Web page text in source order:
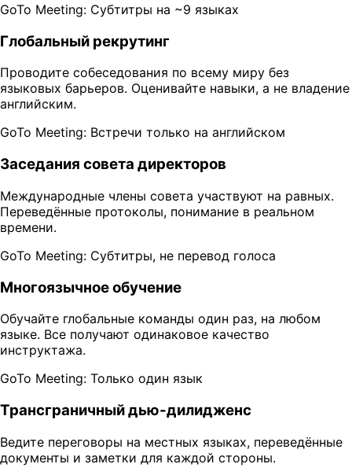
GoTo Meeting: Субтитры на ~9 языках
Глобальный рекрутинг
Проводите собеседования по всему миру без
языковых барьеров. Оценивайте навыки, а не владение
английским.
GoTo Meeting: Встречи только на английском
Заседания совета директоров
Международные члены совета участвуют на равных.
Переведённые протоколы, понимание в реальном
времени.
GoTo Meeting: Субтитры, не перевод голоса
Многоязычное обучение
Обучайте глобальные команды один раз, на любом
языке. Все получают одинаковое качество
инструктажа.
GoTo Meeting: Только один язык
Трансграничный дью-дилидженс
Ведите переговоры на местных языках, переведённые
документы и заметки для каждой стороны.